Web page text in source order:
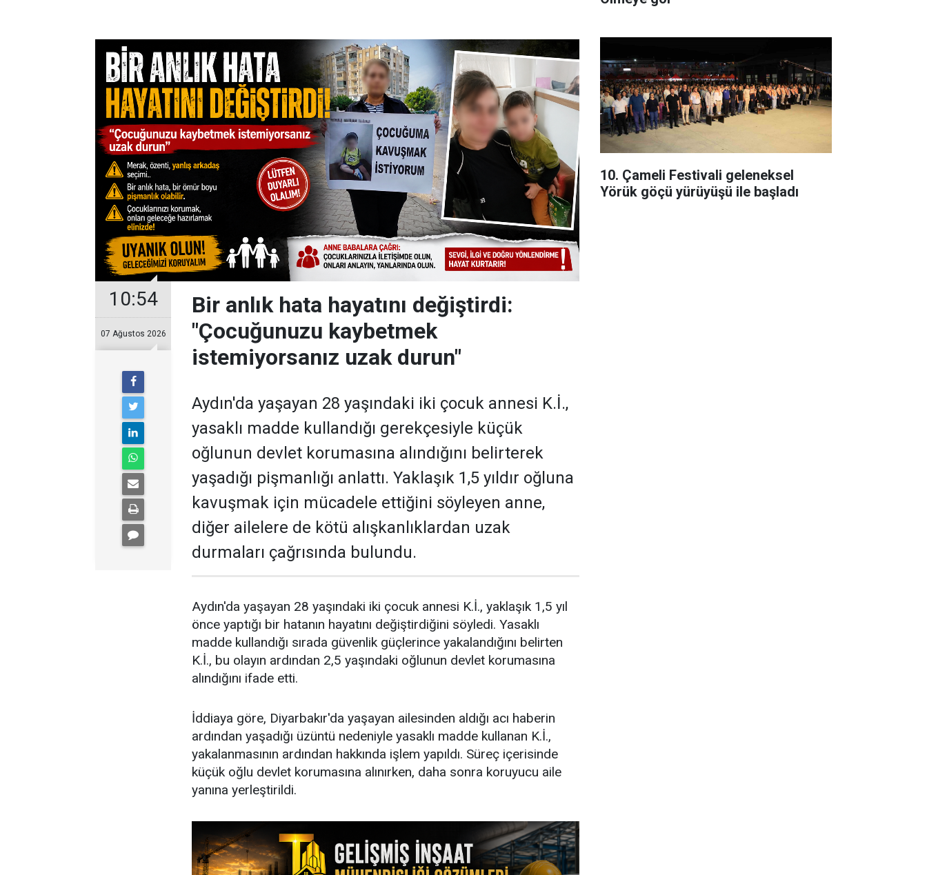
10:54
07 Ağustos 2026
Bir anlık hata hayatını değiştirdi:
"Çocuğunuzu kaybetmek
istemiyorsanız uzak durun"
Aydın'da yaşayan 28 yaşındaki iki çocuk annesi K.İ.,
yasaklı madde kullandığı gerekçesiyle küçük
oğlunun devlet korumasına alındığını belirterek
yaşadığı pişmanlığı anlattı. Yaklaşık 1,5 yıldır oğluna
kavuşmak için mücadele ettiğini söyleyen anne,
diğer ailelere de kötü alışkanlıklardan uzak
durmaları çağrısında bulundu.
Aydın'da yaşayan 28 yaşındaki iki çocuk annesi K.İ., yaklaşık 1,5 yıl
önce yaptığı bir hatanın hayatını değiştirdiğini söyledi. Yasaklı
madde kullandığı sırada güvenlik güçlerince yakalandığını belirten
K.İ., bu olayın ardından 2,5 yaşındaki oğlunun devlet korumasına
alındığını ifade etti.
İddiaya göre, Diyarbakır'da yaşayan ailesinden aldığı acı haberin
ardından yaşadığı üzüntü nedeniyle yasaklı madde kullanan K.İ.,
yakalanmasının ardından hakkında işlem yapıldı. Süreç içerisinde
küçük oğlu devlet korumasına alınırken, daha sonra koruyucu aile
yanına yerleştirildi.
10. Çameli Festivali geleneksel
Yörük göçü yürüyüşü ile başladı